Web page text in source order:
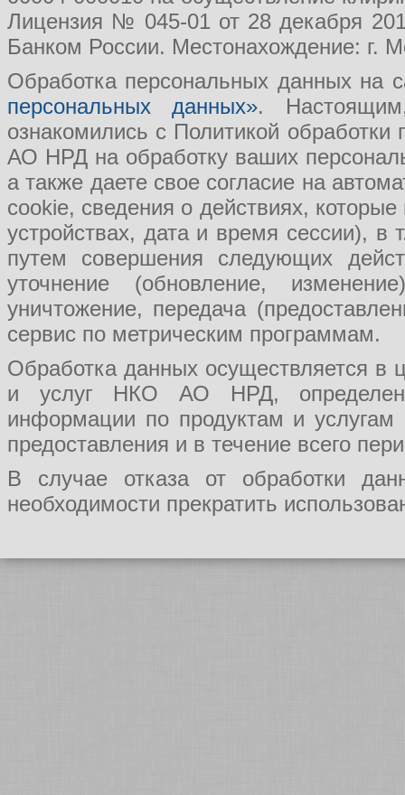
Лицензия № 045-01 от 28 декабря
Банком России. Местонахождение: г.
Обработка персональных данных на
персональных данных».
ознакомились с Политикой
АО НРД на обработку ваших
а также даете свое согласие на
cookie, сведения о действиях,
устройствах, дата и время сессии), в
путем совершения следующих
уточнение (обновление,
уничтожение, передача
сервис по метрическим программам.
Обработка данных осуществляется в
и услуг НКО АО НРД, определения
информации по продуктам и
предоставления и в течение всего
В случае отказа от обработки
необходимости прекратить